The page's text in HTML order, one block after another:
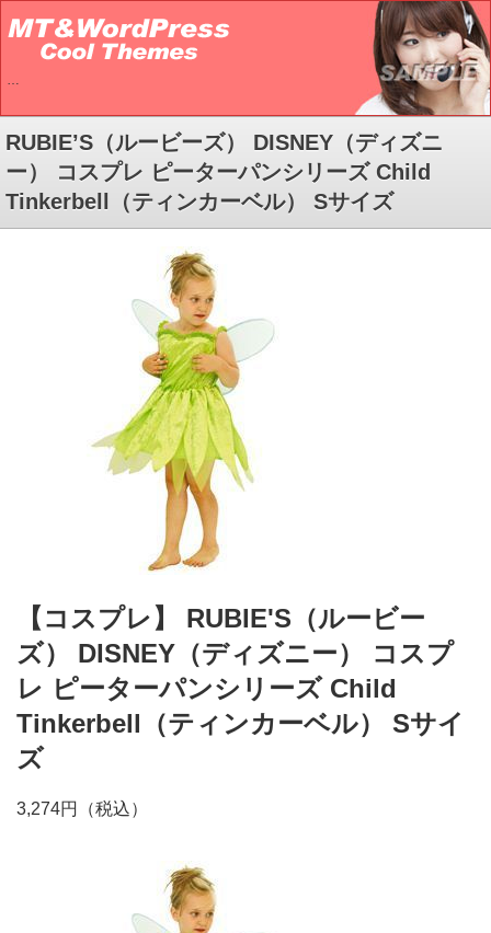
…
RUBIE’S（ルービーズ） DISNEY（ディズニ
ー） コスプレ ピーターパンシリーズ Child
Tinkerbell（ティンカーベル） Sサイズ
【コスプレ】 RUBIE'S（ルービー
ズ） DISNEY（ディズニー） コスプ
レ ピーターパンシリーズ Child
Tinkerbell（ティンカーベル） Sサイ
ズ
3,274円（税込）